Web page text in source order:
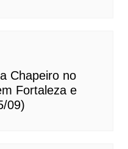
Chapeiro no
Fortaleza e
09)